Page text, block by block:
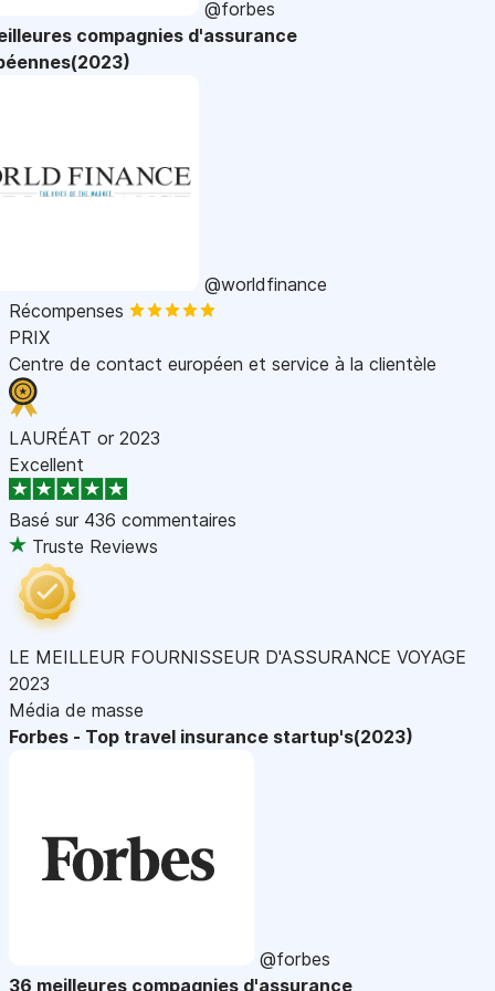
@forbes
compagnies d'assurance
@worldfinance
Récompenses
PRIX
Centre de contact européen et service à la clientèle
LAURÉAT or 2023
Excellent
Basé sur 436 commentaires
Truste Reviews
LE MEILLEUR FOURNISSEUR D'ASSURANCE VOYAGE
2023
Média de masse
Forbes - Top travel insurance startup's(2023)
@forbes
36 meilleures compagnies d'assurance